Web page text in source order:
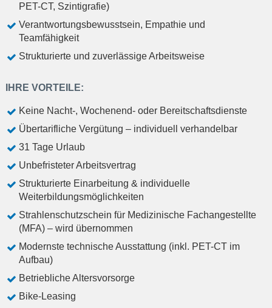
PET-CT, Szintigrafie)
Verantwortungsbewusstsein, Empathie und
Teamfähigkeit
Strukturierte und zuverlässige Arbeitsweise
IHRE VORTEILE:
Keine Nacht-, Wochenend- oder Bereitschaftsdienste
Übertarifliche Vergütung – individuell verhandelbar
31 Tage Urlaub
Unbefristeter Arbeitsvertrag
Strukturierte Einarbeitung & individuelle
Weiterbildungsmöglichkeiten
Strahlenschutzschein für Medizinische Fachangestellte
(MFA) – wird übernommen
Modernste technische Ausstattung (inkl. PET-CT im
Aufbau)
Betriebliche Altersvorsorge
Bike-Leasing